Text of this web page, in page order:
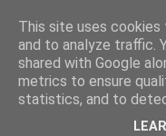
Garffyka
Szösszenetek a
receptekkel,
This site uses
and to analyze traffic.
shared with Google
metrics to ensure
statistics, and to